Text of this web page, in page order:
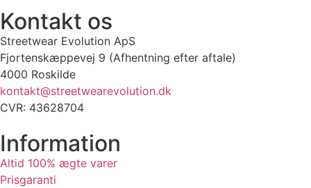
Kontakt os
Streetwear Evolution ApS
Fjortenskæppevej 9 (Afhentning efter aftale)
4000 Roskilde
kontakt@streetwearevolution.dk
CVR: 43628704
Information
Altid 100% ægte varer
Prisgaranti